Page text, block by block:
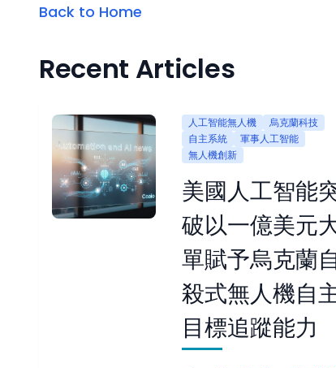
Back to Home
Recent Articles
人工智能無人機
烏克蘭科技
自主系統
軍事人工智能
無人機創新
美國人工智能
破以一億美元
單賦予烏克蘭
殺式無人機自
目標追蹤能力